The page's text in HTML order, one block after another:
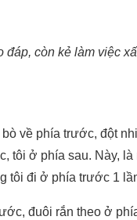
còn kẻ làm việc
về phía trước, đột
tôi ở phía sau. Này,
tôi đi ở phía trước 1
đuôi rắn theo ở